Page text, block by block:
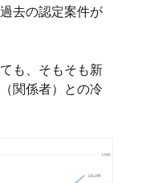
去の認定案件が
も、そもそも新
関係者）との冷